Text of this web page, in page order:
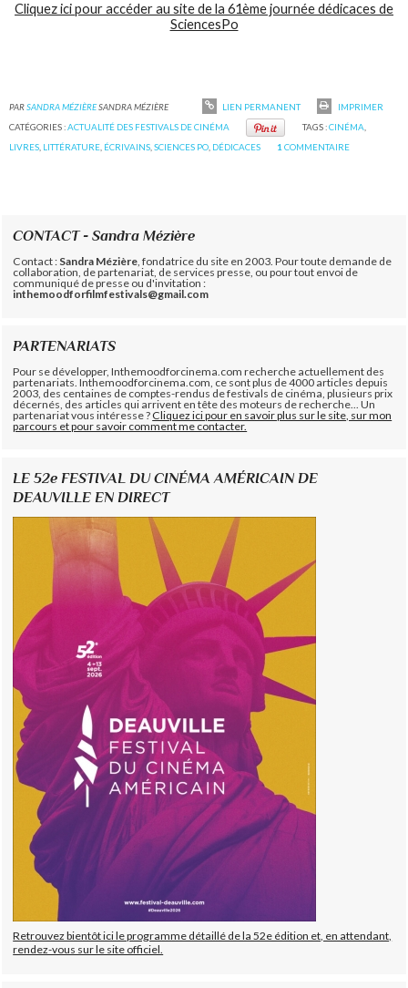
Cliquez ici pour accéder au site de la 61ème journée dédicaces de
SciencesPo
PARSANDRA MÉZIÈRESANDRA MÉZIÈRE LIEN PERMANENT
IMPRIMER
CATÉGORIES :ACTUALITÉ DES FESTIVALS DE CINÉMA TAGS :CINÉMA
LIVRES LITTÉRATURE ÉCRIVAINS ,SCIENCES PO DÉDICACES 1 COMMENTAIRE
CONTACT - Sandra Mézière
Contact : Sandra Mézière , fondatrice du site en 2003. Pour toute demande de
collaboration, de partenariat, de services presse, ou pour tout envoi de
communiqué de presse ou d'invitation :
inthemoodforfilmfestivals@gmail.com
PARTENARIATS
Pour se développer, Inthemoodforcinema.com recherche actuellement des
partenariats. Inthemoodforcinema.com, ce sont plus de 4000 articles depuis
2003, des centaines de comptes-rendus de festivals de cinéma, plusieurs prix
décernés, des articles qui arrivent en tête des moteurs de recherche... Un
partenariat vous intéresse ?Cliquez ici pour en savoir plus sur le site, sur mon
parcours et pour savoir comment me contacter.
LE 52e FESTIVAL DU CINÉMA AMÉRICAIN DE
DEAUVILLE EN DIRECT
Retrouvez bientôt ici le programme détaillé de la 52e édition et, en attendant,
rendez-vous sur le site officiel.